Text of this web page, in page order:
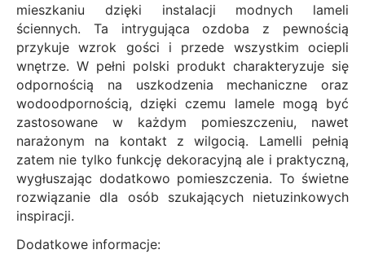
mieszkaniu dzięki instalacji modnych lameli
ściennych. Ta intrygująca ozdoba z pewnością
przykuje wzrok gości i przede wszystkim ociepli
wnętrze. W pełni polski produkt charakteryzuje się
odpornością na uszkodzenia mechaniczne oraz
wodoodpornością, dzięki czemu lamele mogą być
zastosowane w każdym pomieszczeniu, nawet
narażonym na kontakt z wilgocią. Lamelli pełnią
zatem nie tylko funkcję dekoracyjną ale i praktyczną,
wygłuszając dodatkowo pomieszczenia. To świetne
rozwiązanie dla osób szukających nietuzinkowych
inspiracji.
Dodatkowe informacje: